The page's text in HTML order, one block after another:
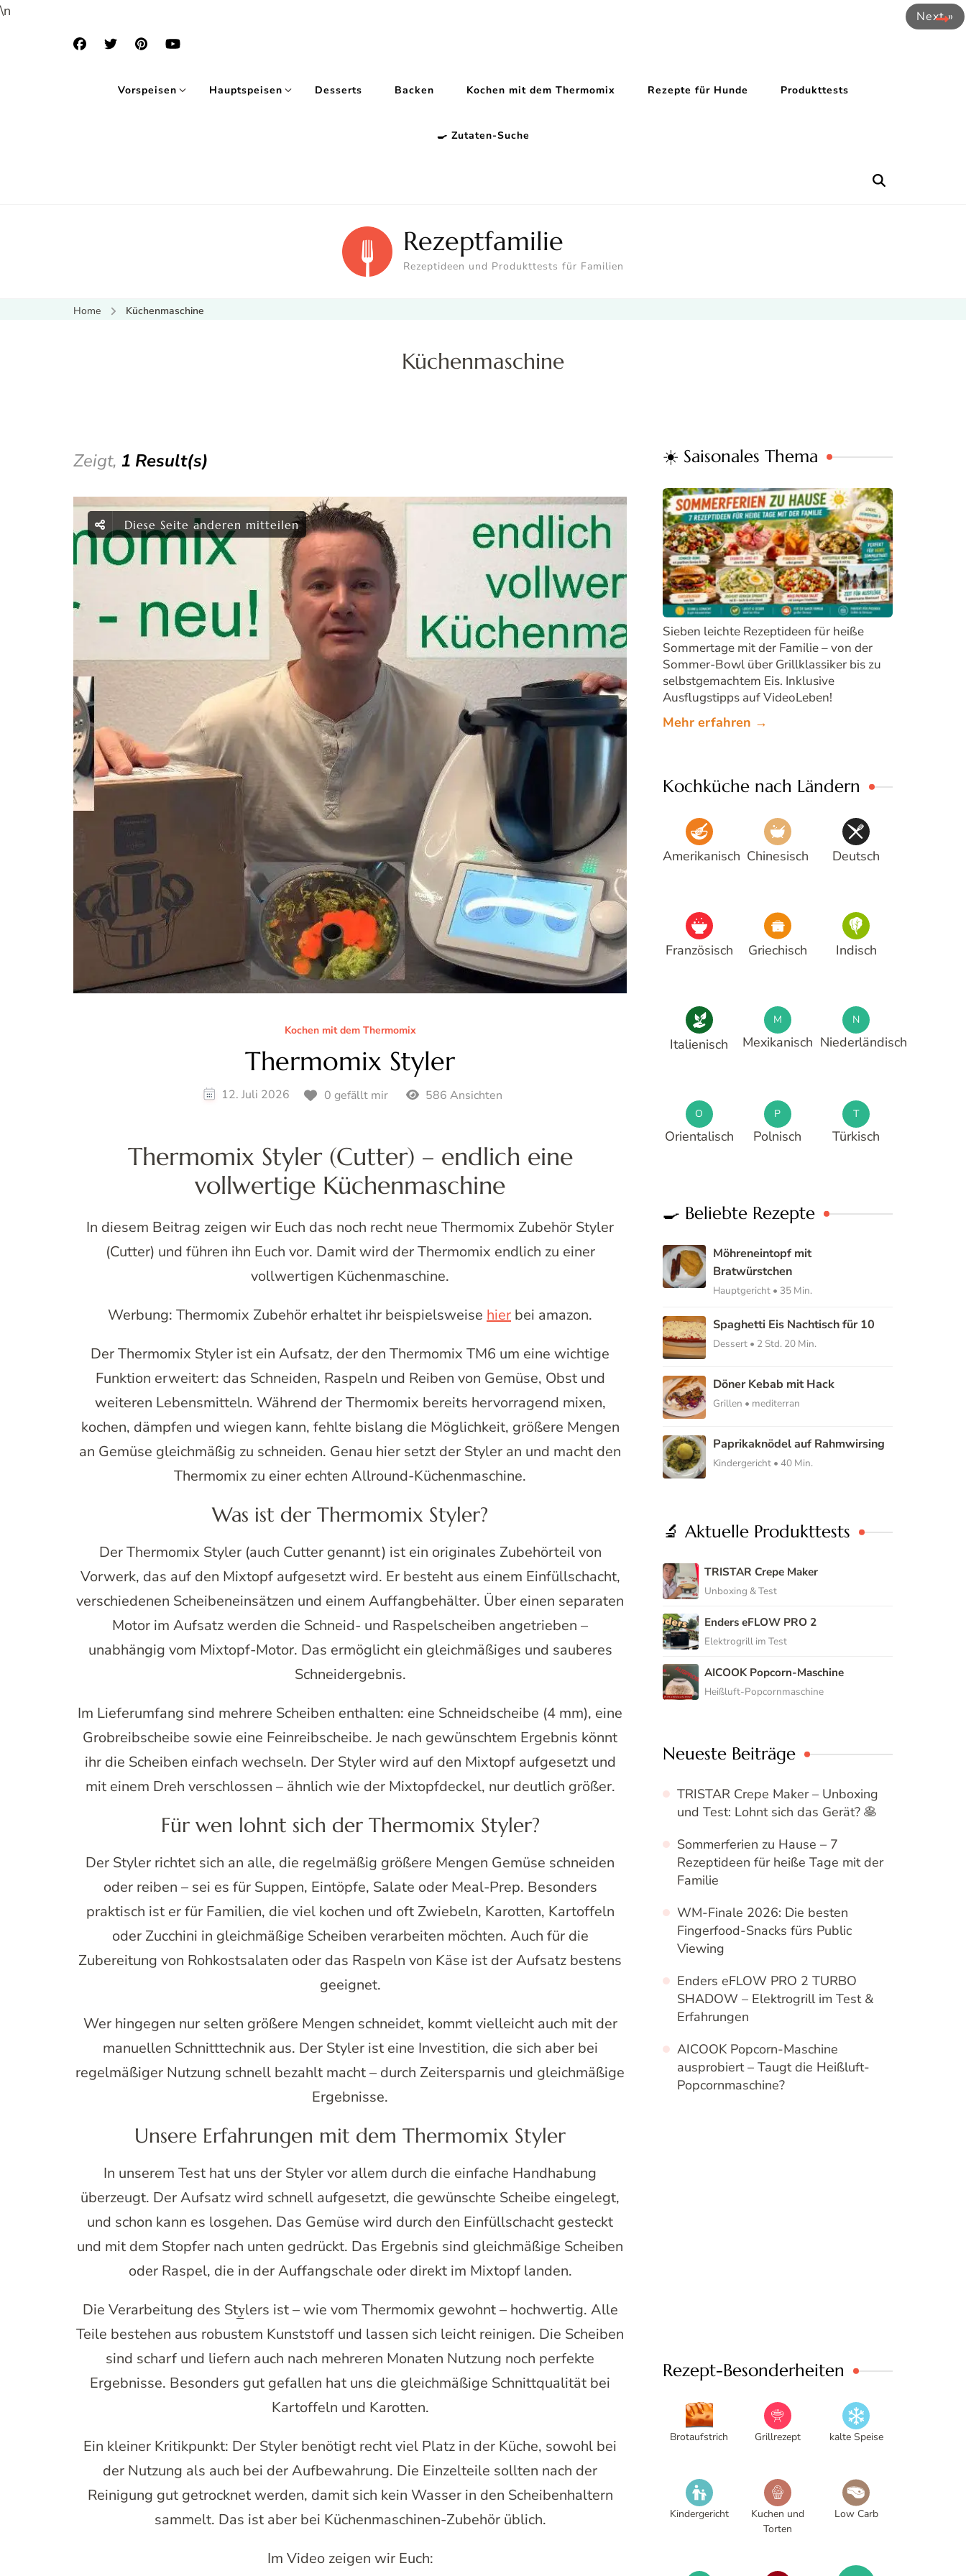
\n
Vorspeisen Hauptspeisen Desserts Backen Kochen mit dem Thermomix Rezepte für Hunde Produkttests
🍳 Zutaten-Suche
Rezeptfamilie
Rezeptideen und Produkttests für Familien
Home Küchenmaschine
Küchenmaschine
Zeigt, 1 Result(s)
Diese Seite anderen mitteilen
Kochen mit dem Thermomix
Thermomix Styler
12. Juli 2026 0 gefällt mir 586 Ansichten
Thermomix Styler (Cutter) – endlich eine
vollwertige Küchenmaschine
In diesem Beitrag zeigen wir Euch das noch recht neue Thermomix Zubehör Styler
(Cutter) und führen ihn Euch vor. Damit wird der Thermomix endlich zu einer
vollwertigen Küchenmaschine.
Werbung: Thermomix Zubehör erhaltet ihr beispielsweise hier bei amazon.
Der Thermomix Styler ist ein Aufsatz, der den Thermomix TM6 um eine wichtige
Funktion erweitert: das Schneiden, Raspeln und Reiben von Gemüse, Obst und
weiteren Lebensmitteln. Während der Thermomix bereits hervorragend mixen,
kochen, dämpfen und wiegen kann, fehlte bislang die Möglichkeit, größere Mengen
an Gemüse gleichmäßig zu schneiden. Genau hier setzt der Styler an und macht den
Thermomix zu einer echten Allround-Küchenmaschine.
Was ist der Thermomix Styler?
Der Thermomix Styler (auch Cutter genannt) ist ein originales Zubehörteil von
Vorwerk, das auf den Mixtopf aufgesetzt wird. Er besteht aus einem Einfüllschacht,
verschiedenen Scheibeneinsätzen und einem Auffangbehälter. Über einen separaten
Motor im Aufsatz werden die Schneid- und Raspelscheiben angetrieben –
unabhängig vom Mixtopf-Motor. Das ermöglicht ein gleichmäßiges und sauberes
Schneidergebnis.
Im Lieferumfang sind mehrere Scheiben enthalten: eine Schneidscheibe (4 mm), eine
Grobreibscheibe sowie eine Feinreibscheibe. Je nach gewünschtem Ergebnis könnt
ihr die Scheiben einfach wechseln. Der Styler wird auf den Mixtopf aufgesetzt und
mit einem Dreh verschlossen – ähnlich wie der Mixtopfdeckel, nur deutlich größer.
Für wen lohnt sich der Thermomix Styler?
Der Styler richtet sich an alle, die regelmäßig größere Mengen Gemüse schneiden
oder reiben – sei es für Suppen, Eintöpfe, Salate oder Meal-Prep. Besonders
praktisch ist er für Familien, die viel kochen und oft Zwiebeln, Karotten, Kartoffeln
oder Zucchini in gleichmäßige Scheiben verarbeiten möchten. Auch für die
Zubereitung von Rohkostsalaten oder das Raspeln von Käse ist der Aufsatz bestens
geeignet.
Wer hingegen nur selten größere Mengen schneidet, kommt vielleicht auch mit der
manuellen Schnitttechnik aus. Der Styler ist eine Investition, die sich aber bei
regelmäßiger Nutzung schnell bezahlt macht – durch Zeitersparnis und gleichmäßige
Ergebnisse.
Unsere Erfahrungen mit dem Thermomix Styler
In unserem Test hat uns der Styler vor allem durch die einfache Handhabung
überzeugt. Der Aufsatz wird schnell aufgesetzt, die gewünschte Scheibe eingelegt,
und schon kann es losgehen. Das Gemüse wird durch den Einfüllschacht gesteckt
und mit dem Stopfer nach unten gedrückt. Das Ergebnis sind gleichmäßige Scheiben
oder Raspel, die in der Auffangschale oder direkt im Mixtopf landen.
Die Verarbeitung des Sty̲lers ist – wie vom Thermomix gewohnt – hochwertig. Alle
Teile bestehen aus robustem Kunststoff und lassen sich leicht reinigen. Die Scheiben
sind scharf und liefern auch nach mehreren Monaten Nutzung noch perfekte
Ergebnisse. Besonders gut gefallen hat uns die gleichmäßige Schnittqualität bei
Kartoffeln und Karotten.
Ein kleiner Kritikpunkt: Der Styler benötigt recht viel Platz in der Küche, sowohl bei
der Nutzung als auch bei der Aufbewahrung. Die Einzelteile sollten nach der
Reinigung gut getrocknet werden, damit sich kein Wasser in den Scheibenhaltern
sammelt. Das ist aber bei Küchenmaschinen-Zubehör üblich.
Im Video zeigen wir Euch:
Next »
☀️ Saisonales Thema
Sieben leichte Rezeptideen für heiße
Sommertage mit der Familie – von der
Sommer-Bowl über Grillklassiker bis zu
selbstgemachtem Eis. Inklusive
Ausflugstipps auf VideoLeben!
Mehr erfahren →
Kochküche nach Ländern
Amerikanisch Chinesisch Deutsch
Französisch Griechisch Indisch
Italienisch
M
Mexikanisch
N
Niederländisch
O
Orientalisch
P
Polnisch
T
Türkisch
🍳 Beliebte Rezepte
Möhreneintopf mit
Bratwürstchen
Hauptgericht • 35 Min.
Spaghetti Eis Nachtisch für 10
Dessert • 2 Std. 20 Min.
Döner Kebab mit Hack
Grillen • mediterran
Paprikaknödel auf Rahmwirsing
Kindergericht • 40 Min.
🔬 Aktuelle Produkttests
TRISTAR Crepe Maker
Unboxing & Test
Enders eFLOW PRO 2
Elektrogrill im Test
AICOOK Popcorn-Maschine
Heißluft-Popcornmaschine
Neueste Beiträge
TRISTAR Crepe Maker – Unboxing
und Test: Lohnt sich das Gerät? 🥞
Sommerferien zu Hause – 7
Rezeptideen für heiße Tage mit der
Familie
WM-Finale 2026: Die besten
Fingerfood-Snacks fürs Public
Viewing
Enders eFLOW PRO 2 TURBO
SHADOW – Elektrogrill im Test &
Erfahrungen
AICOOK Popcorn-Maschine
ausprobiert – Taugt die Heißluft-
Popcornmaschine?
Rezept-Besonderheiten
Brotaufstrich Grillrezept kalte Speise
Kindergericht
Kuchen und
Torten
Low Carb